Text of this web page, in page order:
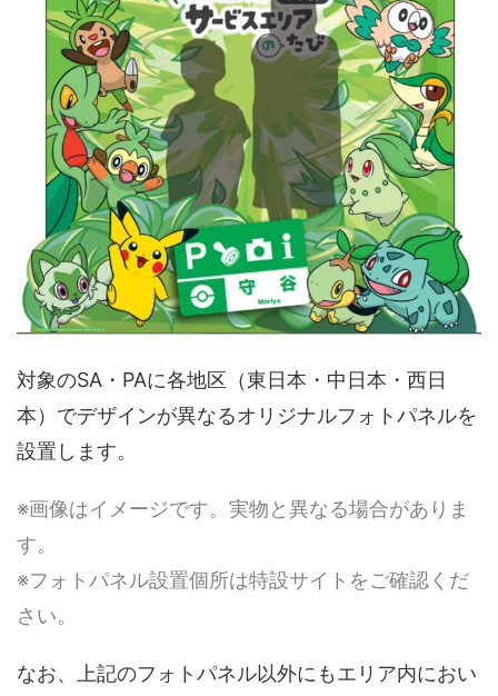
対象のSA・PAに各地区（東日本・中日本・西日
本）でデザインが異なるオリジナルフォトパネルを
設置します。
※画像はイメージです。実物と異なる場合がありま
す。
※フォトパネル設置個所は特設サイトをご確認くだ
さい。
なお、上記のフォトパネル以外にもエリア内におい